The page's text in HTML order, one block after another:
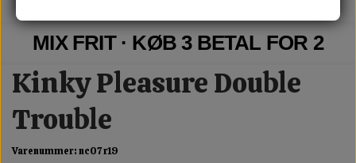
MIX FRIT · KØB 3 BETAL FOR 2
Kinky Pleasure Double
Trouble
Varenummer: nc07 r19